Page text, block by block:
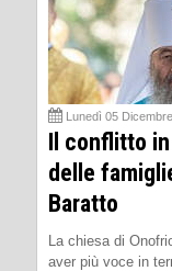
Lunedì 05
Il conflitto in
delle
Baratto
La chiesa di
aver più voce in